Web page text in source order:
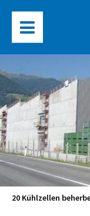
20 Kühlzellen